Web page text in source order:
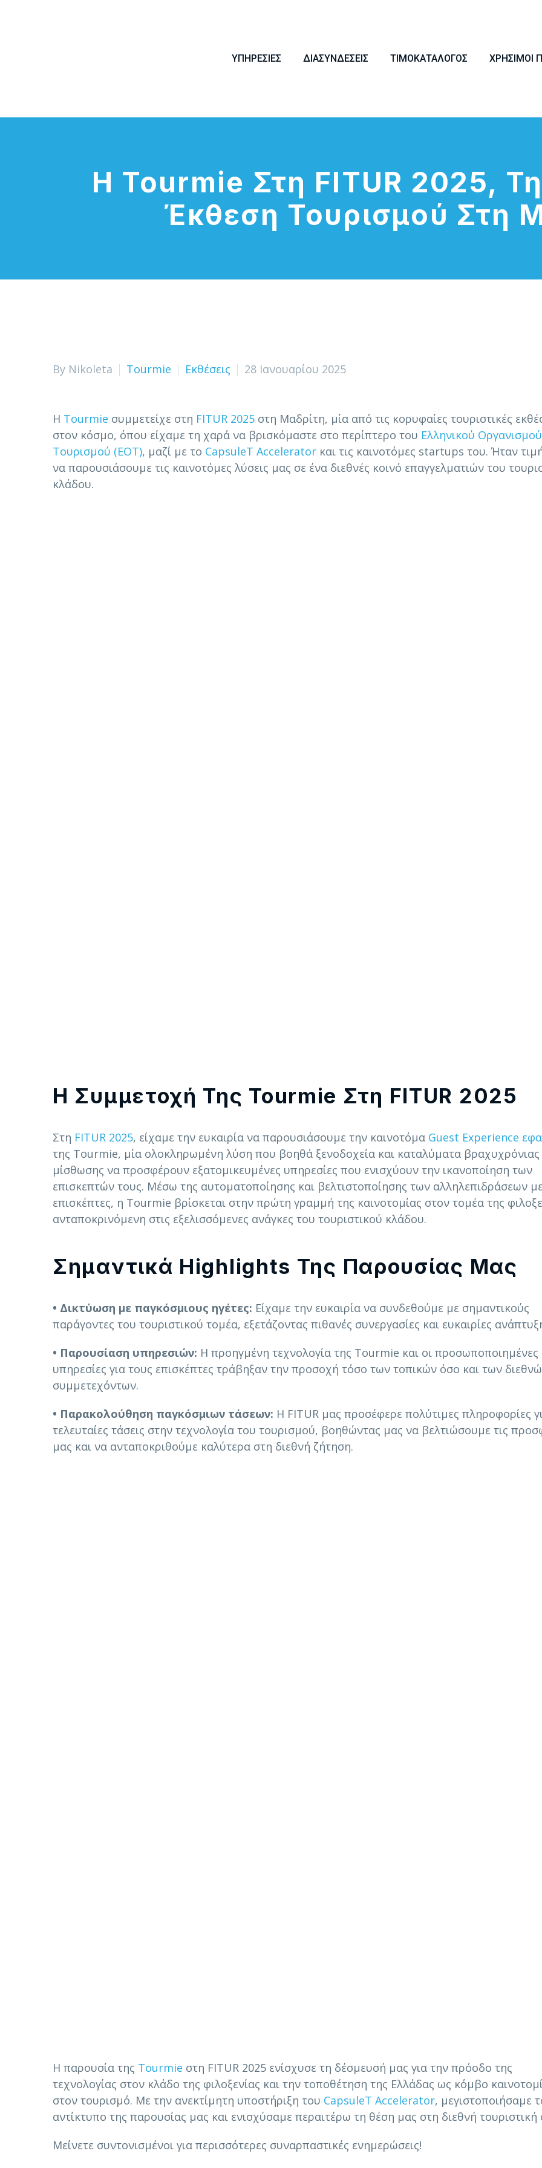
ΥΠΗΡΕΣΊΕΣ ΔΙΑΣΥΝΔΈΣΕΙΣ ΤΙΜΟΚΑΤΆΛΟΓΟΣ ΧΡΉΣΙΜΟΙ
Η Tourmie Στη FITUR 2025,
Έκθεση Τουρισμού Στη
By Nikoleta Tourmie Εκθέσεις 28 Ιανουαρίου 2025
Η Tourmie συμμετείχε στη FITUR 2025 στη Μαδρίτη, μία από τις κορυφαίες τουριστικές
στον κόσμο, όπου είχαμε τη χαρά να βρισκόμαστε στο περίπτερο του Ελληνικού Οργανισμού
Τουρισμού (ΕΟΤ), μαζί με το CapsuleT Accelerator και τις καινοτόμες startups του. Ήταν
να παρουσιάσουμε τις καινοτόμες λύσεις μας σε ένα διεθνές κοινό επαγγελματιών του
κλάδου.
Η Συμμετοχή Της Tourmie Στη FITUR 2025
Στη FITUR 2025, είχαμε την ευκαιρία να παρουσιάσουμε την καινοτόμα Guest Experience
της Tourmie, μία ολοκληρωμένη λύση που βοηθά ξενοδοχεία και καταλύματα βραχυχρόνιας
μίσθωσης να προσφέρουν εξατομικευμένες υπηρεσίες που ενισχύουν την ικανοποίηση των
επισκεπτών τους. Μέσω της αυτοματοποίησης και βελτιστοποίησης των αλληλεπιδράσεων
επισκέπτες, η Tourmie βρίσκεται στην πρώτη γραμμή της καινοτομίας στον τομέα της
ανταποκρινόμενη στις εξελισσόμενες ανάγκες του τουριστικού κλάδου.
Σημαντικά Highlights Της Παρουσίας Μας
• Δικτύωση με παγκόσμιους ηγέτες: Είχαμε την ευκαιρία να συνδεθούμε με σημαντικούς
παράγοντες του τουριστικού τομέα, εξετάζοντας πιθανές συνεργασίες και ευκαιρίες
• Παρουσίαση υπηρεσιών: Η προηγμένη τεχνολογία της Tourmie και οι προσωποποιημένες
υπηρεσίες για τους επισκέπτες τράβηξαν την προσοχή τόσο των τοπικών όσο και των
συμμετεχόντων.
• Παρακολούθηση παγκόσμιων τάσεων: Η FITUR μας προσέφερε πολύτιμες πληροφορίες
τελευταίες τάσεις στην τεχνολογία του τουρισμού, βοηθώντας μας να βελτιώσουμε τις
μας και να ανταποκριθούμε καλύτερα στη διεθνή ζήτηση.
Η παρουσία της Tourmie στη FITUR 2025 ενίσχυσε τη δέσμευσή μας για την πρόοδο της
τεχνολογίας στον κλάδο της φιλοξενίας και την τοποθέτηση της Ελλάδας ως κόμβο
στον τουρισμό. Με την ανεκτίμητη υποστήριξη του CapsuleT Accelerator, μεγιστοποιήσαμε
αντίκτυπο της παρουσίας μας και ενισχύσαμε περαιτέρω τη θέση μας στη διεθνή τουριστική
Μείνετε συντονισμένοι για περισσότερες συναρπαστικές ενημερώσεις!